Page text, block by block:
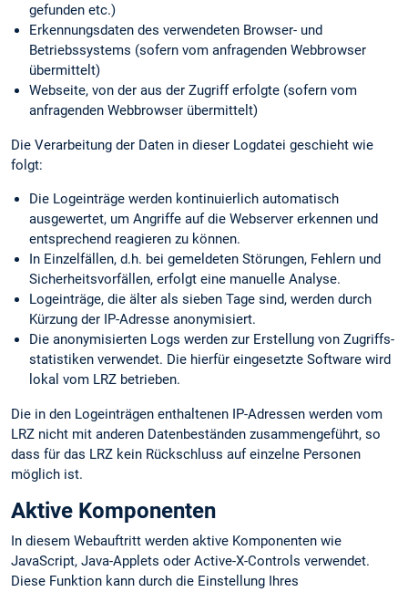
gefunden etc.)
Erkennungs­daten des verwendeten Browser- und
Betriebssystems (sofern vom anfragenden Webbrowser
übermittelt)
Webseite, von der aus der Zugriff erfolgte (sofern vom
anfragenden Webbrowser übermittelt)
Die Verarbeitung der Daten in dieser Logdatei geschieht wie
folgt:
Die Logeinträge werden kontinuierlich automatisch
ausgewertet, um Angriffe auf die Webserver erkennen und
entsprechend reagieren zu können.
In Einzelfällen, d.h. bei gemeldeten Störungen, Fehlern und
Sicherheits­vorfällen, erfolgt eine manuelle Analyse.
Logeinträge, die älter als sieben Tage sind, werden durch
Kürzung der IP-Adresse anonymisiert.
Die anonymisierten Logs werden zur Erstellung von Zugriffs­
statistiken verwendet. Die hierfür eingesetzte Software wird
lokal vom LRZ betrieben.
Die in den Logeinträgen enthaltenen IP-Adressen werden vom
LRZ nicht mit anderen Datenbeständen zusammengeführt, so
dass für das LRZ kein Rückschluss auf einzelne Personen
möglich ist.
Aktive Komponenten
In diesem Webauftritt werden aktive Komponenten wie
JavaScript, Java-Applets oder Active-X-Controls verwendet.
Diese Funktion kann durch die Einstellung Ihres